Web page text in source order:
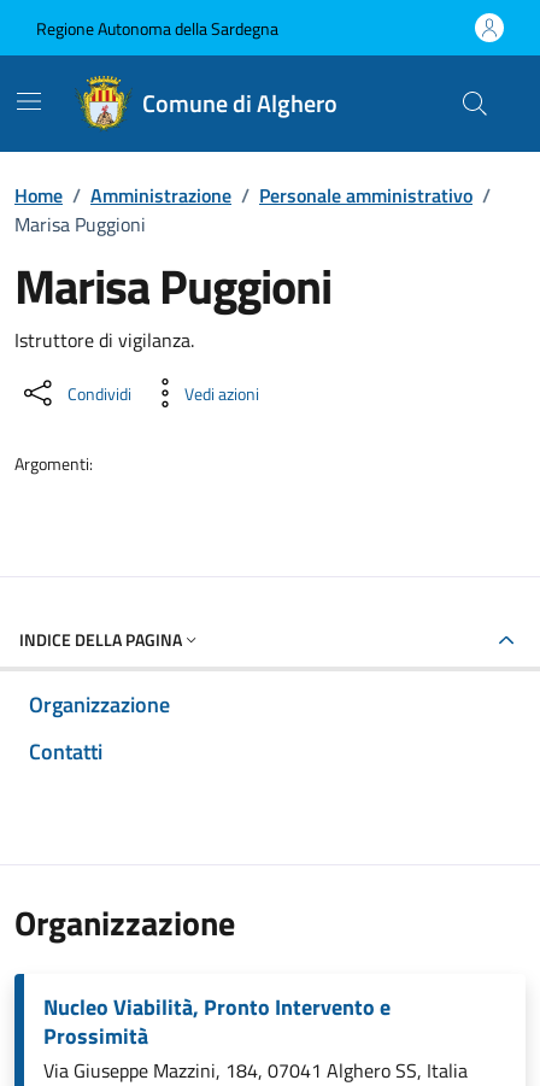
Regione Autonoma della Sardegna
Comune di Alghero
Home / Amministrazione / Personale amministrativo /
Marisa Puggioni
Marisa Puggioni
Dettaglio della persona
Istruttore di vigilanza.
Condividi Vedi azioni
Argomenti:
INDICE DELLA PAGINA
Organizzazione
Contatti
Organizzazione
Nucleo Viabilità, Pronto Intervento e
Prossimità
Via Giuseppe Mazzini, 184, 07041 Alghero SS, Italia